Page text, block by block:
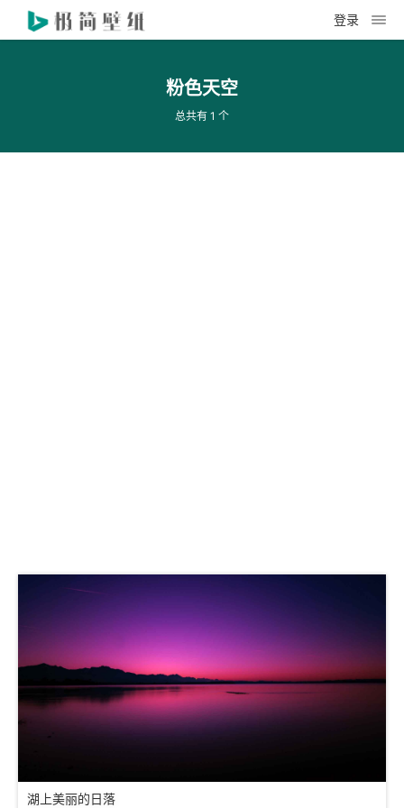
登录
粉色天空
总共有 1 个
湖上美丽的日落